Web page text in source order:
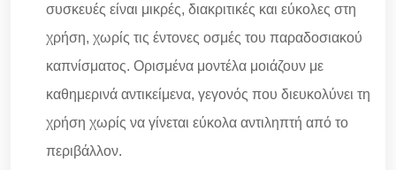
συσκευές είναι μικρές, διακριτικές και εύκολες στη
χρήση, χωρίς τις έντονες οσμές του παραδοσιακού
καπνίσματος. Ορισμένα μοντέλα μοιάζουν με
καθημερινά αντικείμενα, γεγονός που διευκολύνει τη
χρήση χωρίς να γίνεται εύκολα αντιληπτή από το
περιβάλλον.